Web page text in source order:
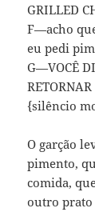
GRILLED
F—acho
eu pedi
G—VOCÊ
{silêncio
O garção
pimento,
comida,
outro prato